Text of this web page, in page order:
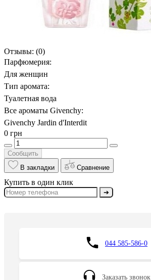
Отзывы: (0)
Парфюмерия:
Для женщин
Тип аромата:
Туалетная вода
Все ароматы Givenchy:
Givenchy Jardin d'Interdit
0 грн
Сообщить
В закладки
Сравнение
Купить в один клик
➔
044 585-586-0
Заказать звонок